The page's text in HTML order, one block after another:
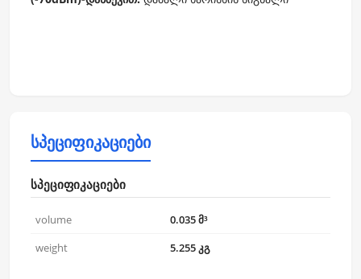
სპეციფიკაციები
სპეციფიკაციები
volume
0.035 მ³
weight
5.255 კგ